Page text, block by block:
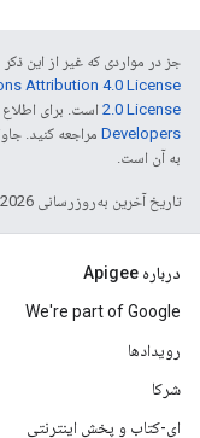
جز در مواردی که غیر از این
Attribution 4.0 License
2.0 License است. برای اطلاع
Developers‏
به آن است.
تاریخ آخرین به‌روزرسانی 2026-02-17 به‌وقت ساعت هماهنگ جهانی.
درباره Apigee
We're part of Google
رویدادها
شرکا
ای-کتاب و پخش اینترنتی